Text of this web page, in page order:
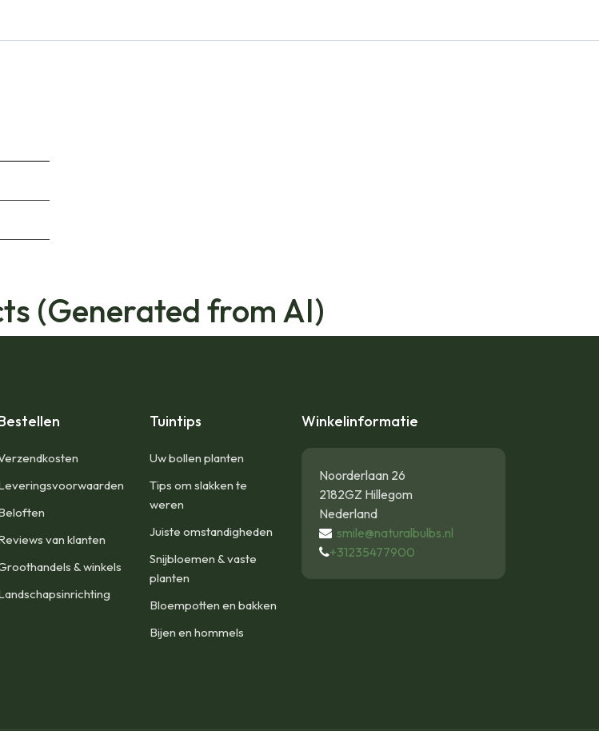
(Generated from AI)
van klanten
& winkels
Tuintips
Uw bollen planten
Tips om slakken te
weren
Juiste omstandigheden
Snijbloemen & vaste
planten
Bloempotten en bakken
Bijen en hommels
Winkelinformatie
Noorderlaan 26
2182GZ Hillegom
Nederland
smile@naturalbulbs.nl
+31235477900